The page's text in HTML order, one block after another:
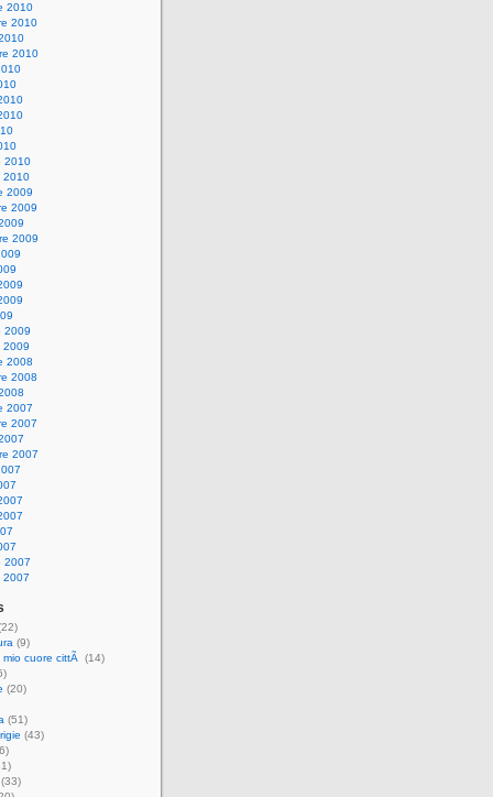
2010
2010
2010
2010
2010
2009
2009
2009
2009
2009
2008
2008
2007
2007
2007
2007
2007
(9)
mio cuore cittÃ
(14)
(20)
(51)
(43)